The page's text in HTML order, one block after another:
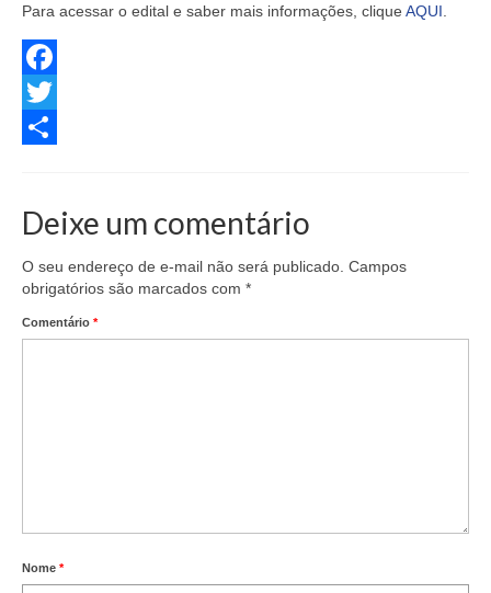
Para acessar o edital e saber mais informações, clique AQUI.
Facebook
Twitter
Deixe um comentário
O seu endereço de e-mail não será publicado. Campos
obrigatórios são marcados com *
Comentário *
Nome *